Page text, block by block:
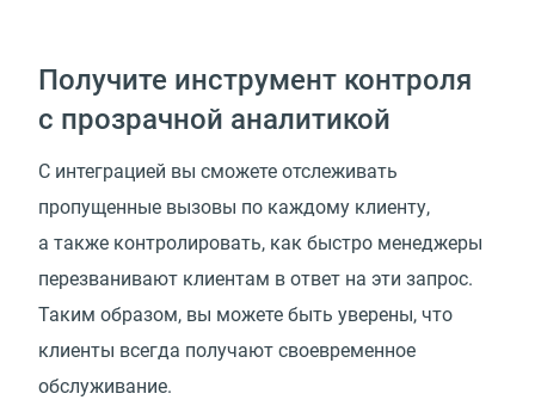
Получите инструмент контроля
с прозрачной аналитикой
С интеграцией вы сможете отслеживать
пропущенные вызовы по каждому клиенту,
а также контролировать, как быстро менеджеры
перезванивают клиентам в ответ на эти запрос.
Таким образом, вы можете быть уверены, что
клиенты всегда получают своевременное
обслуживание.